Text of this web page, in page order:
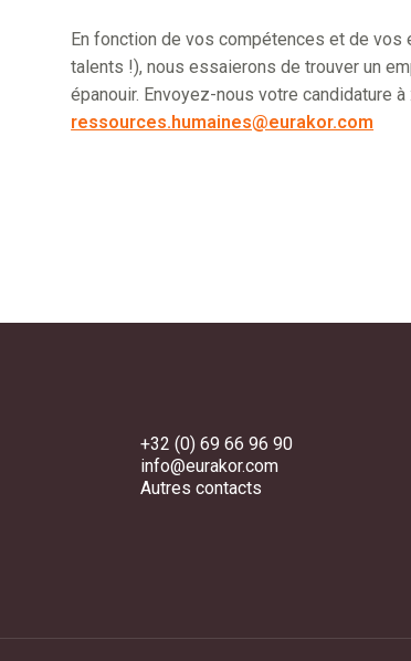
En fonction de vos compétences et de
talents !), nous essaierons de trouver un
épanouir. Envoyez-nous votre candidature à :
ressources.humaines@eurakor.com
+32 (0) 69 66 96 90
info@eurakor.com
Autres contacts